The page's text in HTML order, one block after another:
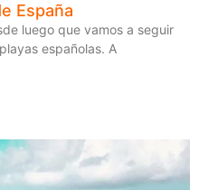
España
luego que vamos a seguir
españolas. A